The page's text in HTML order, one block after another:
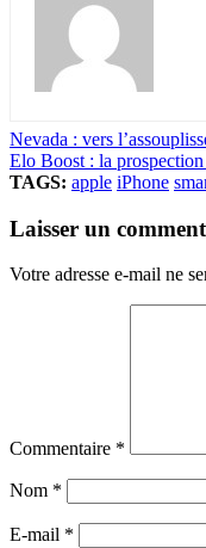
Nevada : vers
Elo Boost : la
TAGS: apple iPhone
Laisser un
Votre adresse e-mail ne
Commentaire *
Nom *
E-mail *